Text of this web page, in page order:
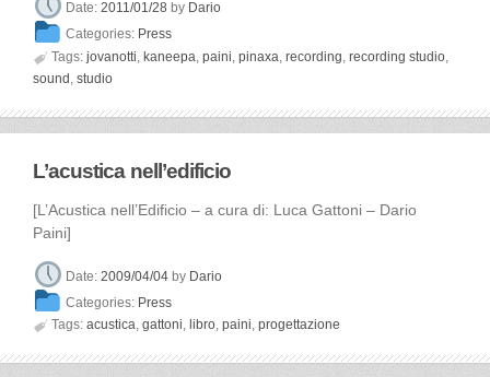
Date:2011/01/28 by Dario
Categories: Press
 Tags: jovanotti kaneepa paini pinaxa recording recording studio
sound
studio
L’acustica nell’edificio
[L’Acustica nell’Edificio – a cura di: Luca Gattoni – Dario
Paini]
Date:2009/04/04 by Dario
Categories: Press
 Tags: acustica gattoni libro paini progettazione